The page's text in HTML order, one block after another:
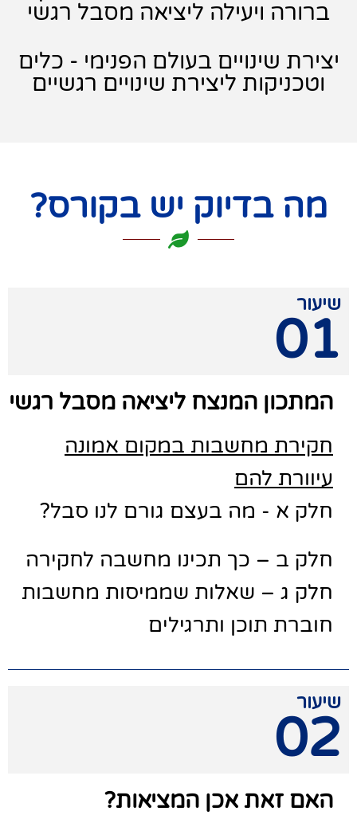
ברורה ויעילה ליציאה מסבל רגשי
יצירת שינויים בעולם הפנימי - כלים
וטכניקות ליצירת שינויים רגשיים
מה בדיוק יש בקורס?
שיעור
01
המתכון המנצח ליציאה מסבל רגשי
חקירת מחשבות במקום אמונה
עיוורת להם
חלק א - מה בעצם גורם לנו סבל?
חלק ב – כך תכינו מחשבה לחקירה
חלק ג – שאלות שממיסות מחשבות
חוברת תוכן ותרגילים
שיעור
02
האם זאת אכן המציאות?